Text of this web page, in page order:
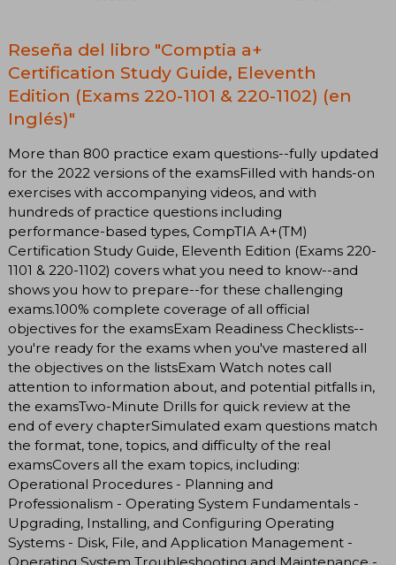
Reseña del libro "Comptia a+
Certification Study Guide, Eleventh
Edition (Exams 220-1101 & 220-1102) (en
Inglés)"
More than 800 practice exam questions--fully updated
for the 2022 versions of the examsFilled with hands-on
exercises with accompanying videos, and with
hundreds of practice questions including
performance-based types, CompTIA A+(TM)
Certification Study Guide, Eleventh Edition (Exams 220-
1101 & 220-1102) covers what you need to know--and
shows you how to prepare--for these challenging
exams.100% complete coverage of all official
objectives for the examsExam Readiness Checklists--
you're ready for the exams when you've mastered all
the objectives on the listsExam Watch notes call
attention to information about, and potential pitfalls in,
the examsTwo-Minute Drills for quick review at the
end of every chapterSimulated exam questions match
the format, tone, topics, and difficulty of the real
examsCovers all the exam topics, including:
Operational Procedures - Planning and
Professionalism - Operating System Fundamentals -
Upgrading, Installing, and Configuring Operating
Systems - Disk, File, and Application Management -